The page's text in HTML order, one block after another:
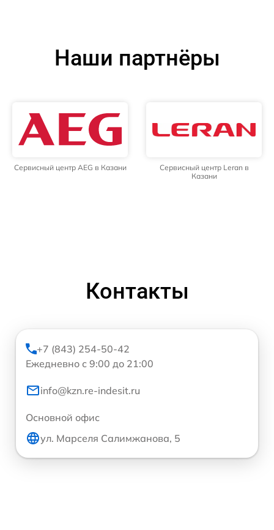
Наши партнёры
Сервисный центр AEG в Казани
Сервисный центр Leran в
Казани
Контакты
+7 (843) 254-50-42
Ежедневно с 9:00 до 21:00
info@kzn.re-indesit.ru
Основной офис
ул. Марселя Салимжанова, 5